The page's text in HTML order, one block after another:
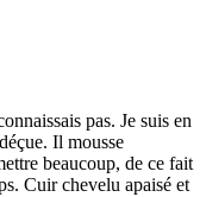
pas. Je suis en
Il mousse
beaucoup, de ce fait
Cuir chevelu apaisé et